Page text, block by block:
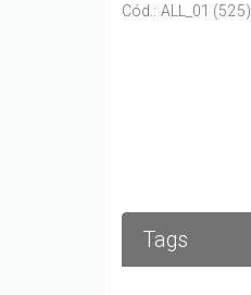
Cód.: ALL_01 (525)
Tags